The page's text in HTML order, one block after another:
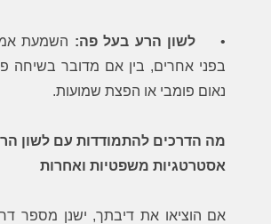
• לשון הרע בעל פה: השמעת
בפני אחרים, בין אם מדובר בשיחה
נאום פומבי או הפצת שמועות.
מה הדרכים להתמודדות עם לשון
אסטרטגיות משפטיות ואחרות
אם הוציאו את דיבתך, ישנן מספר